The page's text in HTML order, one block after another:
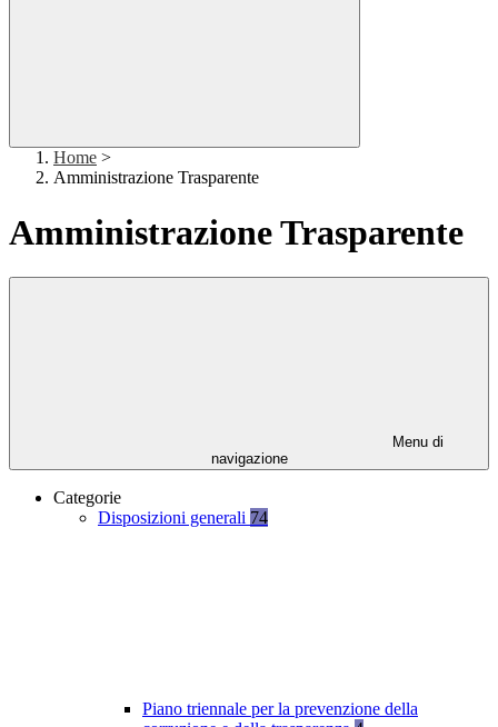
Home >
Amministrazione Trasparente
Amministrazione Trasparente
Menu di
navigazione
Categorie
Disposizioni generali 74
Piano triennale per la prevenzione della